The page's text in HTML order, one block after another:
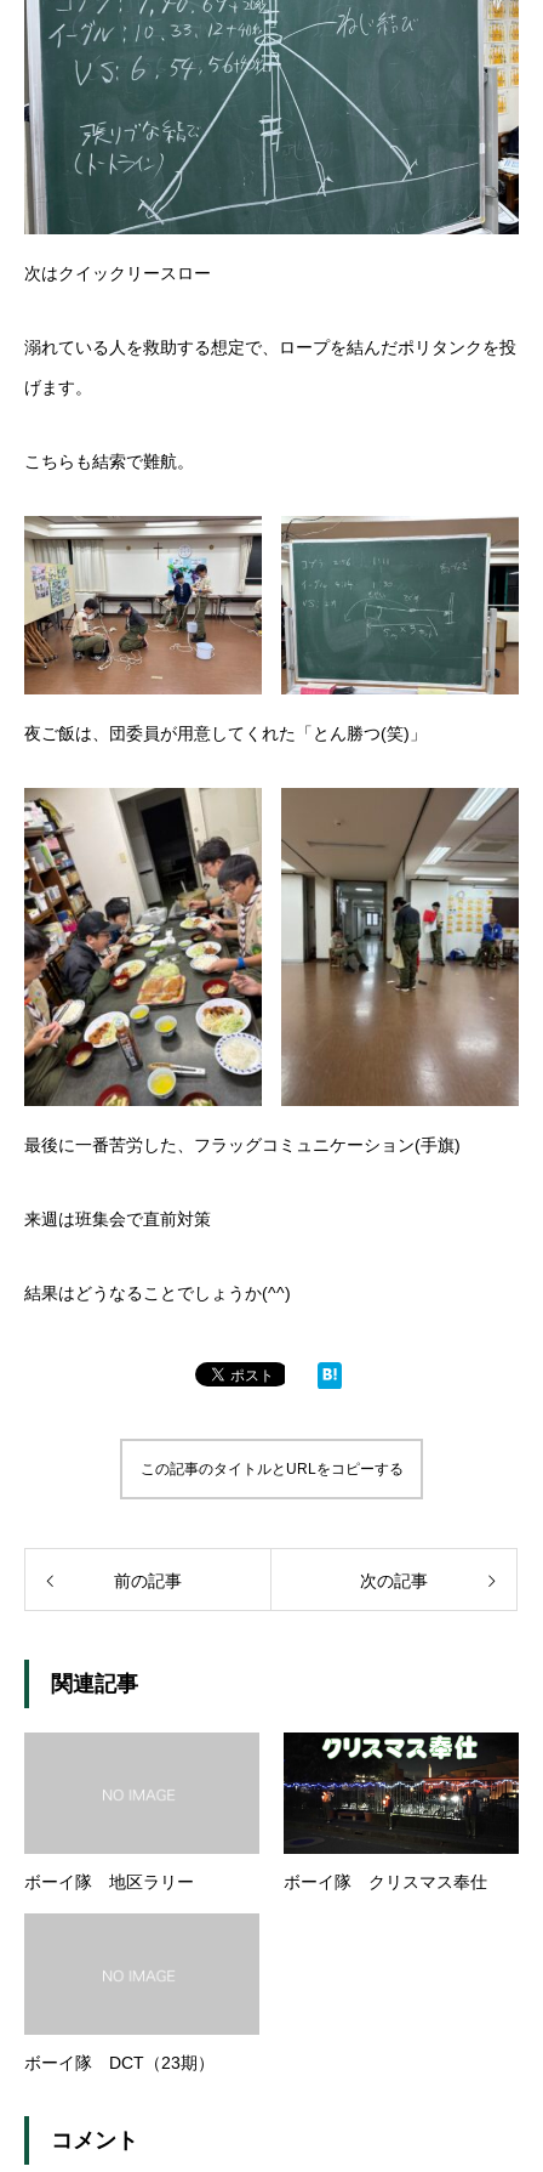
次はクイックリースロー
溺れている人を救助する想定で、ロープを結んだポリタンクを投
げます。
こちらも結索で難航。
夜ご飯は、団委員が用意してくれた「とん勝つ(笑)」
最後に一番苦労した、フラッグコミュニケーション(手旗)
来週は班集会で直前対策
結果はどうなることでしょうか(^^)
この記事のタイトルとURLをコピーする
前の記事 次の記事
関連記事
ボーイ隊 地区ラリー ボーイ隊 クリスマス奉仕
ボーイ隊 DCT（23期）
コメント